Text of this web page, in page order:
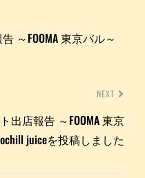
～FOOMA 東京バル～
NEXT
出店報告 ～FOOMA 東京
juiceを投稿しました